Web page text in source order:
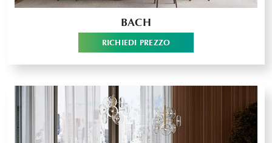
BACH
RICHIEDI PREZZO